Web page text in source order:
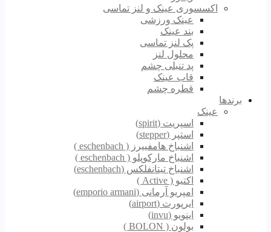
اکسسوری عینک و لنز تماسی
عینک ورزشی
بند عینک
پک لنز تماسی
محلول لنز
پد تنبلی چشم
قاب عینک
قطره چشم
برندها
عینک
اسپریت (spirit)
استپر (stepper)
اشنباخ هامفییرز ( eschenbach )
اشنباخ مارکوپلو ( eschenbach )
اشنباخ تیتانفلکس (eschenbach)
اکتیو ( Active )
امپریو آرمانی (emporio armani)
ایرپورت (airport)
اینویو (invu)
بولون ( BOLON )